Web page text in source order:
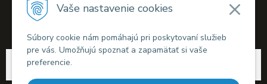
Vaše nastavenie cookies
Súbory cookie nám pomáhajú pri poskytovaní služieb
pre vás. Umožňujú spoznať a zapamätať si vaše
preferencie.
Veľkoobchodná spolupráca
© 2026 Alkohol-eshop.sk •